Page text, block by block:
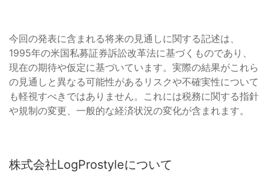
今回の発表に含まれる将来の見通しに関する記述は、
1995年の米国私募証券訴訟改革法に基づくものであり、
現在の期待や仮定に基づいています。実際の結果がこれら
の見通しと異なる可能性があるリスクや不確実性について
も軽視すべきではありません。これには税務に関する指針
や規制の変更、一般的な経済状況の変化が含まれます。
株式会社LogProstyleについて